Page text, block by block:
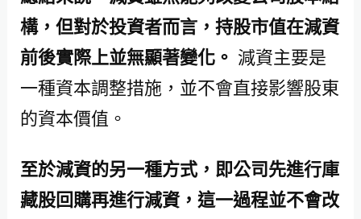
構，但對於投資者而言，持股市值在減資
前後實際上並無顯著變化。 減資主要是
一種資本調整措施，並不會直接影響股東
的資本價值。
至於減資的另一種方式，即公司先進行庫
藏股回購再進行減資，這一過程並不會改